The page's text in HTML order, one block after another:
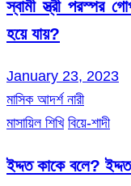
স্বামী স্ত্রী পরস্পর
হয়ে যায়?
January 23, 2023
মাসিক আদর্শ নারী
মাসায়িল শিখি বিয়ে-শাদী
ইদ্দত কাকে বলে?